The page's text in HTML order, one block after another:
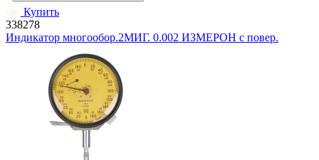
Купить
338278
Индикатор многообор.2МИГ. 0.002 ИЗМЕРОН с повер.